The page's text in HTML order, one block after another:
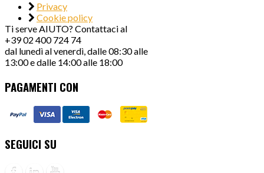
Privacy
Cookie policy
Ti serve AIUTO? Contattaci al
+39 02 400 724 74
dal lunedì al venerdì, dalle 08:30 alle
13:00 e dalle 14:00 alle 18:00
PAGAMENTI CON
SEGUICI SU